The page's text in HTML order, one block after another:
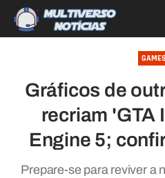
GAMES
Gráficos de
recriam 'GTA
Engine 5;
Prepare-se para reviver a